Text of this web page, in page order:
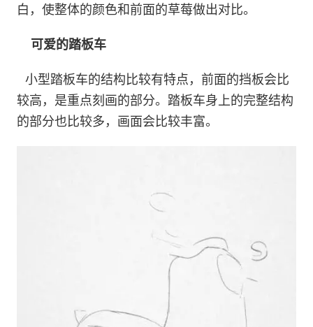
白，使整体的颜色和前面的草莓做出对比。
可爱的踏板车
小型踏板车的结构比较有特点，前面的挡板会比
较高，是重点刻画的部分。 踏板车身上的完整结构
的部分也比较多，画面会比较丰富。